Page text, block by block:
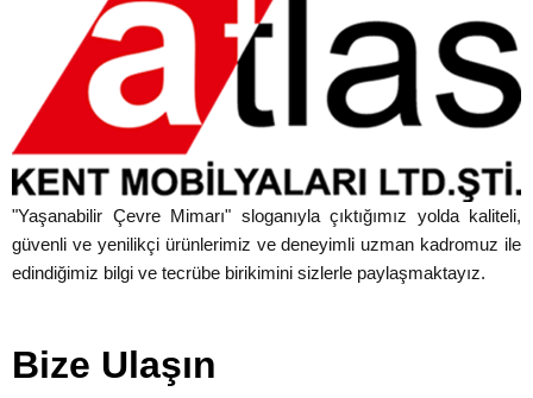
"Yaşanabilir Çevre Mimarı" sloganıyla çıktığımız yolda kaliteli,
güvenli ve yenilikçi ürünlerimiz ve deneyimli uzman kadromuz ile
edindiğimiz bilgi ve tecrübe birikimini sizlerle paylaşmaktayız.
Bize Ulaşın